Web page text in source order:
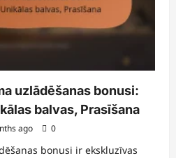
uzlādēšanas bonusi:
balvas, Prasīšana
ago 0
bonusi ir ekskluzīvas